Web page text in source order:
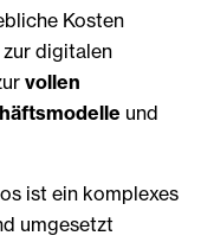
Kosten
digitalen
vollen
und
ist ein komplexes
umgesetzt